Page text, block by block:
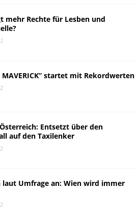
mehr Rechte für Lesben und
MAVERICK” startet mit Rekordwerten
Entsetzt über den
auf den Taxilenker
laut Umfrage an: Wien wird immer